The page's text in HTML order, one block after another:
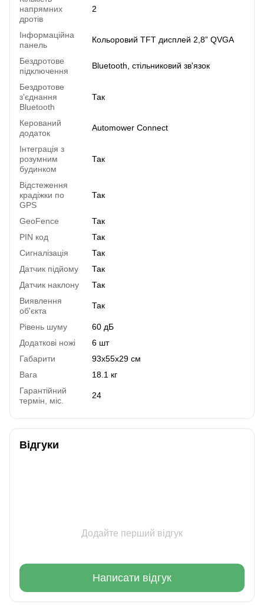
напрямних
дротів
2
Інформаційна
панель
Кольоровий TFT дисплей 2,8” QVGA
Бездротове
підключення
Bluetooth, стільниковий зв'язок
Бездротове
з'єднання
Bluetooth
Так
Керований
додаток
Automower Connect
Інтеграція з
розумним
будинком
Так
Відстеження
крадіжки по
GPS
Так
GeoFence
Так
PIN код
Так
Сигналізація
Так
Датчик підйому
Так
Датчик наклону
Так
Виявлення
об'єкта
Так
Рівень шуму
60 дБ
Додаткові ножі
6 шт
Габарити
93x55x29 см
Вага
18.1 кг
Гарантійний
термін, міс.
24
Відгуки
Додайте перший відгук
Написати відгук